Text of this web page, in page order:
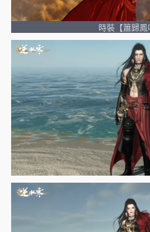
時裝【簫歸鳳